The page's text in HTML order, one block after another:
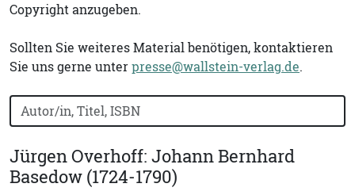
Copyright anzugeben.
Sollten Sie weiteres Material benötigen, kontaktieren
Sie uns gerne unterpresse@wallstein-verlag.de.
Bücher nach Buchtitel, Autorennamen oder ISBN
Jürgen Overhoff: Johann Bernhard
Basedow (1724-1790)